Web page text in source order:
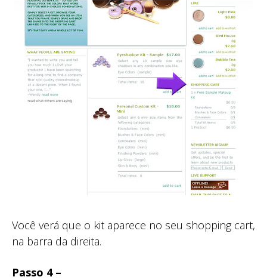
Você verá que o kit aparece no seu shopping cart,
na barra da direita.
Passo 4 –